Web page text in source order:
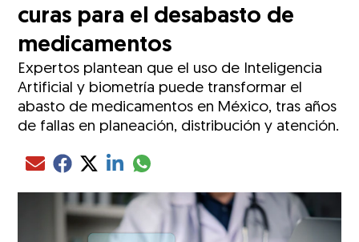
curas para el desabasto de
medicamentos
Expertos plantean que el uso de Inteligencia
Artificial y biometría puede transformar el
abasto de medicamentos en México, tras años
de fallas en planeación, distribución y atención.
Compartir el artículo actual mediante Email
Compartir el artículo actual mediante Facebook
Compartir el artículo actual mediante Twitter
Compartir el artículo actual mediante LinkedIn
Compartir el artículo actual mediante